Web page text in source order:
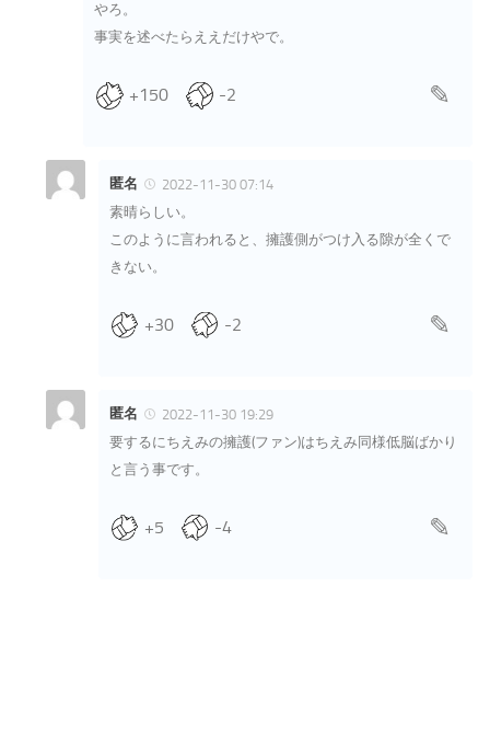
やろ。
事実を述べたらええだけやで。
+150 -2
匿名
2022-11-30 07:14
素晴らしい。
このように言われると、擁護側がつけ入る隙が全くで
きない。
+30 -2
匿名
2022-11-30 19:29
要するにちえみの擁護(ファン)はちえみ同様低脳ばかり
と言う事です。
+5 -4